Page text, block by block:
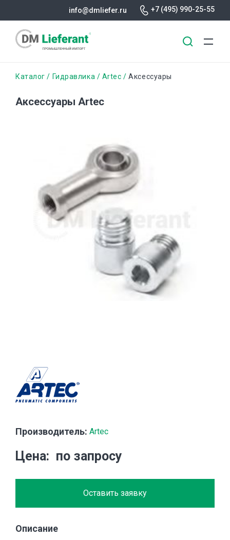
основному
содержанию
info@dmliefer.ru +7 (495) 990-25-55
Строка
навигации
Каталог Гидравлика Artec Аксессуары
Аксессуары Artec
Производитель: Artec
Цена по запросу
Оставить заявку
Описание